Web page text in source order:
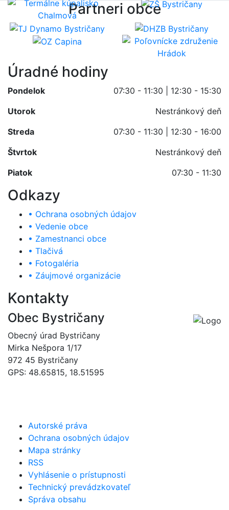
Partneri obce
Úradné hodiny
Pondelok
07:30 - 11:30 | 12:30 - 15:30
Utorok
Nestránkový deň
Streda
07:30 - 11:30 | 12:30 - 16:00
Štvrtok
Nestránkový deň
Piatok
07:30 - 11:30
Odkazy
• Ochrana osobných údajov
• Vedenie obce
• Zamestnanci obce
• Tlačivá
• Fotogaléria
• Záujmové organizácie
Kontakty
Obec Bystričany
Obecný úrad Bystričany
Mirka Nešpora 1/17
972 45 Bystričany
GPS: 48.65815, 18.51595
Autorské práva
Ochrana osobných údajov
Mapa stránky
RSS
Vyhlásenie o prístupnosti
Technický prevádzkovateľ
Správa obsahu